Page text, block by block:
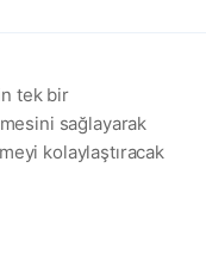
tek bir
sağlayarak
kolaylaştıracak